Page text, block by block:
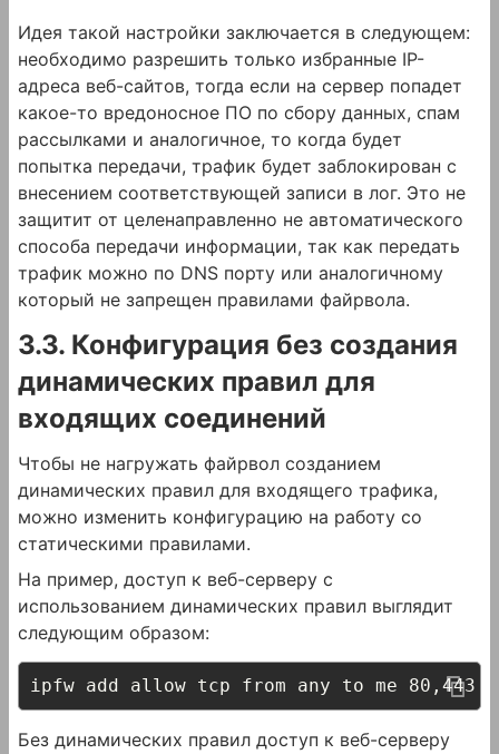
Идея такой настройки заключается в следующем:
необходимо разрешить только избранные IP-
адреса веб-сайтов, тогда если на сервер попадет
какое-то вредоносное ПО по сбору данных, спам
рассылками и аналогичное, то когда будет
попытка передачи, трафик будет заблокирован с
внесением соответствующей записи в лог. Это не
защитит от целенаправленно не автоматического
способа передачи информации, так как передать
трафик можно по DNS порту или аналогичному
который не запрещен правилами файрвола.
3.3. Конфигурация без создания
динамических правил для
входящих соединений
Чтобы не нагружать файрвол созданием
динамических правил для входящего трафика,
можно изменить конфигурацию на работу со
статическими правилами.
На пример, доступ к веб-серверу с
использованием динамических правил выглядит
следующим образом:
ipfw add allow tcp from any to me 80,443
Без динамических правил доступ к веб-серверу